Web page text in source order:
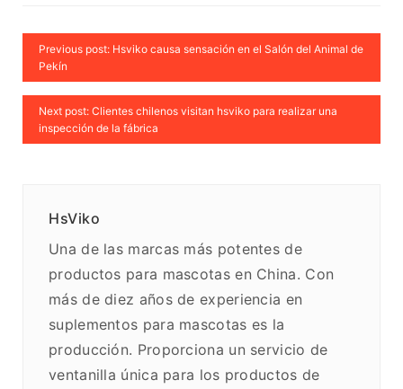
Previous post: Hsviko causa sensación en el Salón del Animal de
Pekín
Next post: Clientes chilenos visitan hsviko para realizar una
inspección de la fábrica
HsViko
Una de las marcas más potentes de
productos para mascotas en China. Con
más de diez años de experiencia en
suplementos para mascotas es la
producción. Proporciona un servicio de
ventanilla única para los productos de